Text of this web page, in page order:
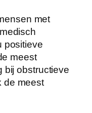
met
positieve
meest
bij obstructieve
de meest